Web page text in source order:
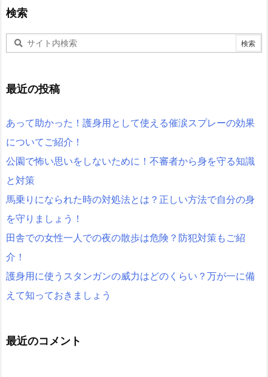
検索
最近の投稿
あって助かった！護身用として使える催涙スプレーの効果
についてご紹介！
公園で怖い思いをしないために！不審者から身を守る知識
と対策
馬乗りになられた時の対処法とは？正しい方法で自分の身
を守りましょう！
田舎での女性一人での夜の散歩は危険？防犯対策もご紹
介！
護身用に使うスタンガンの威力はどのくらい？万が一に備
えて知っておきましょう
最近のコメント